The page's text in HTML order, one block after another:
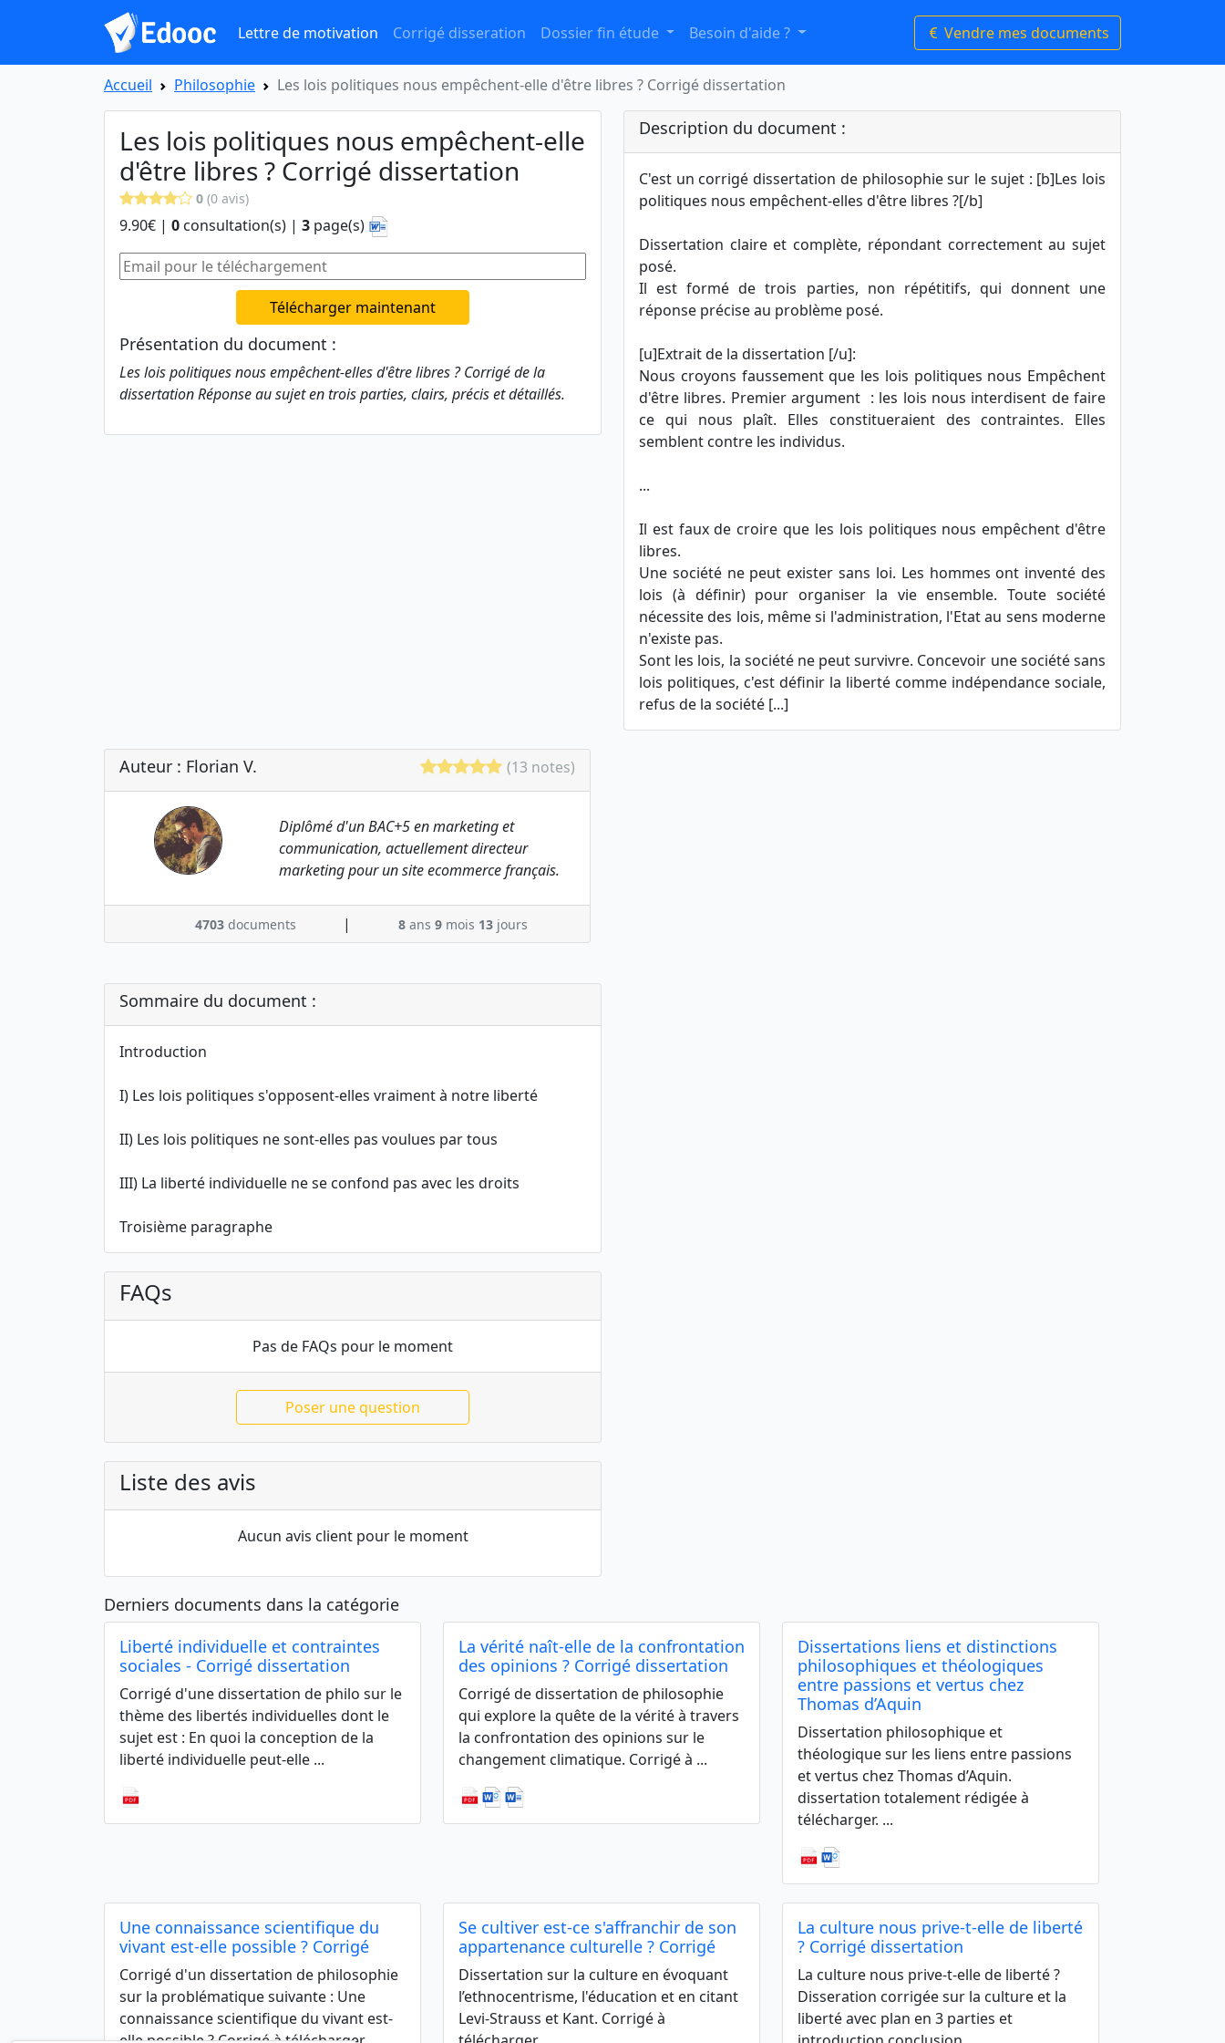
Lettre de motivation Corrigé disseration Dossier fin étude Besoin d'aide ? Vendre mes documents
Accueil Philosophie Les lois politiques nous empêchent-elle d'être libres ? Corrigé dissertation
Les lois politiques nous empêchent-elle
d'être libres ? Corrigé dissertation
0 (0 avis)
9.90€ | 0 consultation(s) | 3 page(s)
Télécharger maintenant
Présentation du document :
Les lois politiques nous empêchent-elles d'être libres ? Corrigé de la
dissertation Réponse au sujet en trois parties, clairs, précis et détaillés.
Description du document :
C'est un corrigé dissertation de philosophie sur le sujet : [b]Les lois
politiques nous empêchent-elles d'être libres ?[/b]
Dissertation claire et complète, répondant correctement au sujet
posé.
Il est formé de trois parties, non répétitifs, qui donnent une
réponse précise au problème posé.
[u]Extrait de la dissertation [/u]:
Nous croyons faussement que les lois politiques nous Empêchent
d'être libres. Premier argument : les lois nous interdisent de faire
ce qui nous plaît. Elles constitueraient des contraintes. Elles
semblent contre les individus.
...
Il est faux de croire que les lois politiques nous empêchent d'être
libres.
Une société ne peut exister sans loi. Les hommes ont inventé des
lois (à définir) pour organiser la vie ensemble. Toute société
nécessite des lois, même si l'administration, l'Etat au sens moderne
n'existe pas.
Sont les lois, la société ne peut survivre. Concevoir une société sans
lois politiques, c'est définir la liberté comme indépendance sociale,
refus de la société [...]
Auteur : Florian V. (13 notes)
Diplômé d'un BAC+5 en marketing et
communication, actuellement directeur
marketing pour un site ecommerce français.
4703 documents | 8ans 9mois 13jours
Sommaire du document :
Introduction
I) Les lois politiques s'opposent-elles vraiment à notre liberté
II) Les lois politiques ne sont-elles pas voulues par tous
III) La liberté individuelle ne se confond pas avec les droits
Troisième paragraphe
FAQs
Pas de FAQs pour le moment
Poser une question
Liste des avis
Aucun avis client pour le moment
Derniers documents dans la catégorie
Liberté individuelle et contraintes
sociales - Corrigé dissertation
Corrigé d'une dissertation de philo sur le
thème des libertés individuelles dont le
sujet est : En quoi la conception de la
liberté individuelle peut-elle ...
La vérité naît-elle de la confrontation
des opinions ? Corrigé dissertation
Corrigé de dissertation de philosophie
qui explore la quête de la vérité à travers
la confrontation des opinions sur le
changement climatique. Corrigé à ...
Dissertations liens et distinctions
philosophiques et théologiques
entre passions et vertus chez
Thomas d’Aquin
Dissertation philosophique et
théologique sur les liens entre passions
et vertus chez Thomas d’Aquin.
dissertation totalement rédigée à
télécharger. ...
Une connaissance scientifique du
vivant est-elle possible ? Corrigé
Corrigé d'un dissertation de philosophie
sur la problématique suivante : Une
connaissance scientifique du vivant est-
Se cultiver est-ce s'affranchir de son
appartenance culturelle ? Corrigé
Dissertation sur la culture en évoquant
l’ethnocentrisme, l'éducation et en citant
Levi-Strauss et Kant. Corrigé à
La culture nous prive-t-elle de liberté
? Corrigé dissertation
La culture nous prive-t-elle de liberté ?
Disseration corrigée sur la culture et la
liberté avec plan en 3 parties et